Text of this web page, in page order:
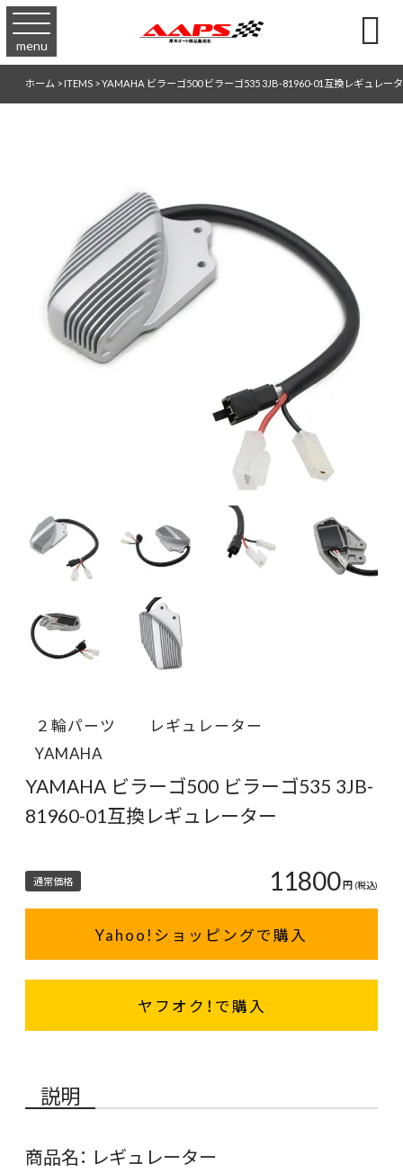
menu 
ホーム>ITEMS>YAMAHA ビラーゴ500 ビラーゴ535 3JB-81960-01互換レギュレー
２輪パーツ
レギュレーター
YAMAHA
YAMAHA ビラーゴ500 ビラーゴ535 3JB-
81960-01互換レギュレーター
通常価格 11800円 (税込)
Yahoo!ショッピングで購入
ヤフオク！で購入
説明
商品名： レギュレーター